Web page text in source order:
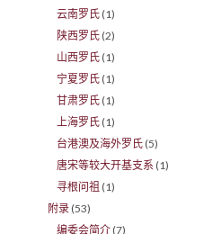
云南罗氏 (1)
陕西罗氏 (2)
山西罗氏 (1)
宁夏罗氏 (1)
甘肃罗氏 (1)
上海罗氏 (1)
台港澳及海外罗氏 (5)
唐宋等较大开基支系 (1)
寻根问祖 (1)
附录 (53)
编委会简介 (7)